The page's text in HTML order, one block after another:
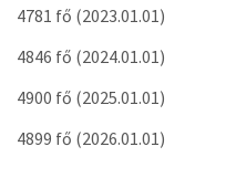
4781 fő (2023.01.01)
4846 fő (2024.01.01)
4900 fő (2025.01.01)
4899 fő (2026.01.01)